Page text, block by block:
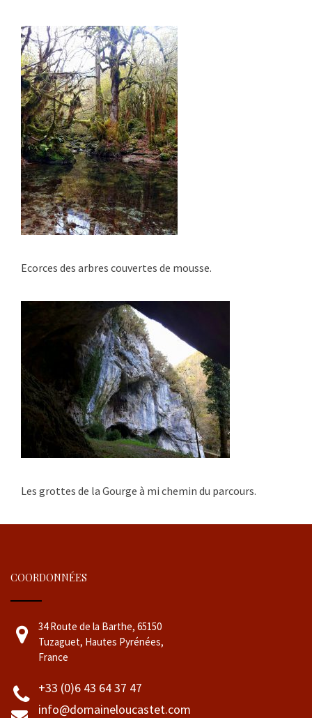
Ecorces des arbres couvertes de mousse.
Les grottes de la Gourge à mi chemin du parcours.
COORDONNÉES
34 Route de la Barthe, 65150
Tuzaguet, Hautes Pyrénées,
France
+33 (0)6 43 64 37 47
info@domaineloucastet.com